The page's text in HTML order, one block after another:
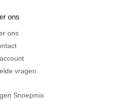
in Amersfoort
ons
ons
vragen
Snoepmix